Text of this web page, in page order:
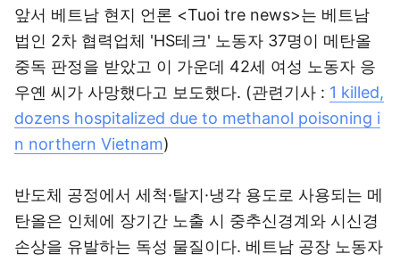
앞서 베트남 현지 언론 <Tuoi tre news>는 베트남
법인 2차 협력업체 'HS테크' 노동자 37명이 메탄올
중독 판정을 받았고 이 가운데 42세 여성 노동자 응
우옌 씨가 사망했다고 보도했다. (관련기사 : 1 killed,
dozens hospitalized due to methanol poisoning i
n northern Vietnam)
반도체 공정에서 세척·탈지·냉각 용도로 사용되는 메
탄올은 인체에 장기간 노출 시 중추신경계와 시신경
손상을 유발하는 독성 물질이다. 베트남 공장 노동자